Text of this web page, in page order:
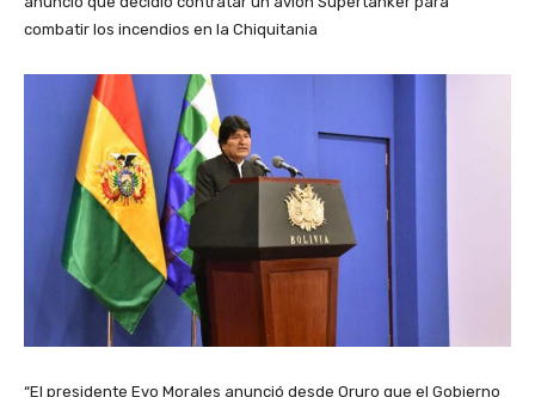
combatir los incendios en la Chiquitania
“El presidente Evo Morales anunció desde Oruro que el Gobierno